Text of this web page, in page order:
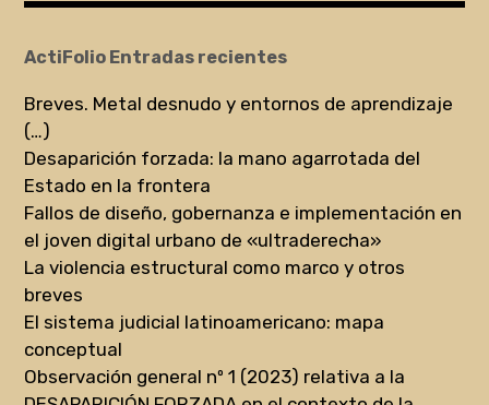
ActiFolio Entradas recientes
Breves. Metal desnudo y entornos de aprendizaje
(…)
Desaparición forzada: la mano agarrotada del
Estado en la frontera
Fallos de diseño, gobernanza e implementación en
el joven digital urbano de «ultraderecha»
La violencia estructural como marco y otros
breves
El sistema judicial latinoamericano: mapa
conceptual
Observación general nº 1 (2023) relativa a la